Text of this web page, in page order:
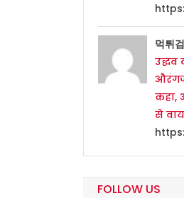
먹튀
उद्धव
कहा,
से
FOLLOW US